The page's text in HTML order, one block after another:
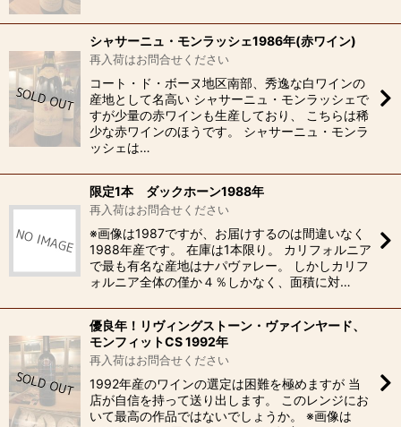
シャサーニュ・モンラッシェ1986年(赤ワイン)
再入荷はお問合せください
コート・ド・ボーヌ地区南部、秀逸な白ワインの
産地として名高い シャサーニュ・モンラッシェで
すが少量の赤ワインも生産しており、 こちらは稀
少な赤ワインのほうです。 シャサーニュ・モンラ
ッシェは…
限定1本 ダックホーン1988年
再入荷はお問合せください
※画像は1987ですが、お届けするのは間違いなく
1988年産です。 在庫は1本限り。 カリフォルニア
で最も有名な産地はナパヴァレー。 しかしカリフ
ォルニア全体の僅か４％しかなく、面積に対…
優良年！リヴィングストーン・ヴァインヤード、
モンフィットCS 1992年
再入荷はお問合せください
1992年産のワインの選定は困難を極めますが 当
店が自信を持って送り出します。 このレンジにお
いて最高の作品ではないでしょうか。 ※画像は